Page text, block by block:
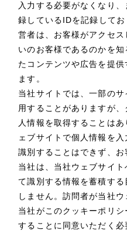
マーケティ
コーポレートサイ
採用サイト制作
ECサイト制作
ブランドサイト制
? よくある質問
ポータルサイト・
LP（ランディン
キャンペーン・
ブランディング
（1件）
オプションサー
お客様インタビ
アウトソーシン
リープ・プロジ
入力する必要がなくなり
録しているIDを記録して
営者は、お客様がアクセ
いのお客様であるのかを
たコンテンツや広告を提
ます。
当社サイトでは、一部の
用することがありますが
人情報を取得することは
ェブサイトで個人情報を
識別することはできず、お
当社は、当社ウェブサイ
て識別する情報を蓄積す
しません。訪問者が当社ウ
当社がこのクッキーポリ
することに同意いただく必